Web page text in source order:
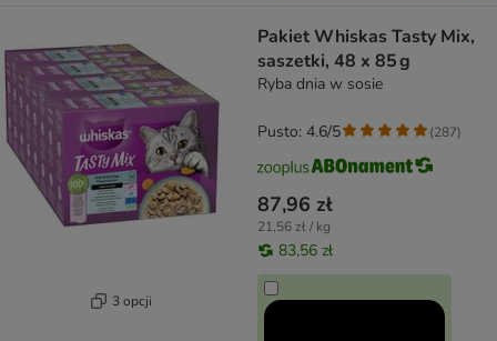
3 opcji
Pakiet Whiskas Tasty Mix,
saszetki, 48 x 85 g
Ryba dnia w sosie
87,96 zł
21,56 zł / kg
83,56 zł
Pusto: 4.6/5 (287)